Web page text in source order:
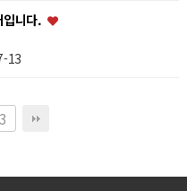
입니다.
13
3